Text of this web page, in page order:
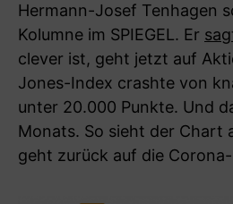
Hermann-Josef Tenhagen
Kolumne im SPIEGEL. Er
clever ist, geht jetzt auf
Jones-Index crashte von
unter 20.000 Punkte. Und
Monats. So sieht der Chart
geht zurück auf die